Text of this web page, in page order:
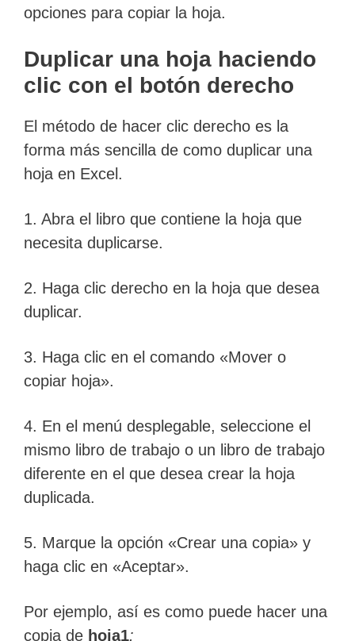
opciones para copiar la hoja.
Duplicar una hoja haciendo
clic con el botón derecho
El método de hacer clic derecho es la
forma más sencilla de como duplicar una
hoja en Excel.
1. Abra el libro que contiene la hoja que
necesita duplicarse.
2. Haga clic derecho en la hoja que desea
duplicar.
3. Haga clic en el comando «Mover o
copiar hoja».
4. En el menú desplegable, seleccione el
mismo libro de trabajo o un libro de trabajo
diferente en el que desea crear la hoja
duplicada.
5. Marque la opción «Crear una copia» y
haga clic en «Aceptar».
Por ejemplo, así es como puede hacer una
copia de hoja1: